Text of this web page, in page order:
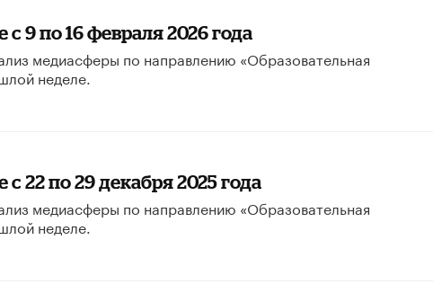
9 по 16 февраля 2026 года
медиасферы по направлению «Образовательная
неделе.
22 по 29 декабря 2025 года
медиасферы по направлению «Образовательная
неделе.